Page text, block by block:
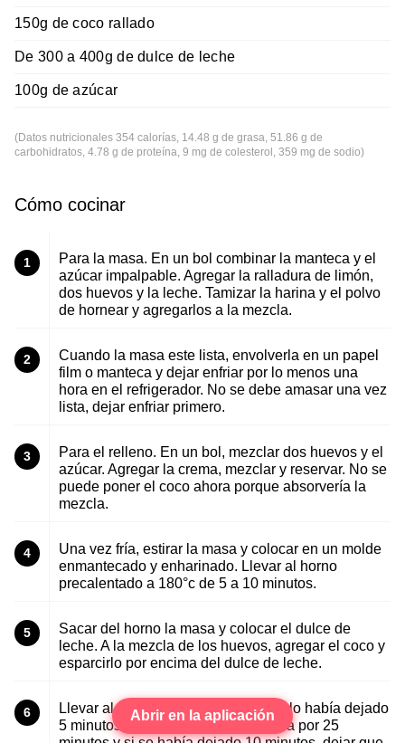
150g de coco rallado
De 300 a 400g de dulce de leche
100g de azúcar
(Datos nutricionales 354 calorías, 14.48 g de grasa, 51.86 g de
carbohidratos, 4.78 g de proteína, 9 mg de colesterol, 359 mg de sodio)
Cómo cocinar
1
Para la masa. En un bol combinar la manteca y el
azúcar impalpable. Agregar la ralladura de limón,
dos huevos y la leche. Tamizar la harina y el polvo
de hornear y agregarlos a la mezcla.
2
Cuando la masa este lista, envolverla en un papel
film o manteca y dejar enfriar por lo menos una
hora en el refrigerador. No se debe amasar una vez
lista, dejar enfriar primero.
3
Para el relleno. En un bol, mezclar dos huevos y el
azúcar. Agregar la crema, mezclar y reservar. No se
puede poner el coco ahora porque absorvería la
mezcla.
4
Una vez fría, estirar la masa y colocar en un molde
enmantecado y enharinado. Llevar al horno
precalentado a 180°c de 5 a 10 minutos.
5
Sacar del horno la masa y colocar el dulce de
leche. A la mezcla de los huevos, agregar el coco y
esparcirlo por encima del dulce de leche.
6
Llevar al horno a 180°c. Si antes se lo había dejado
5 minutos, dejar que se cocine ahora por 25
Abrir en la aplicación